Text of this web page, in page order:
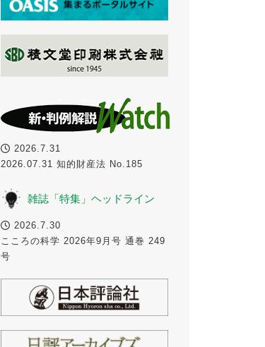
2026.7.31
2026.07.31 知的財産法 No.185
雑誌「特集」ヘッドライン
2026.7.30
こころの科学 2026年9月号 通巻 249
号